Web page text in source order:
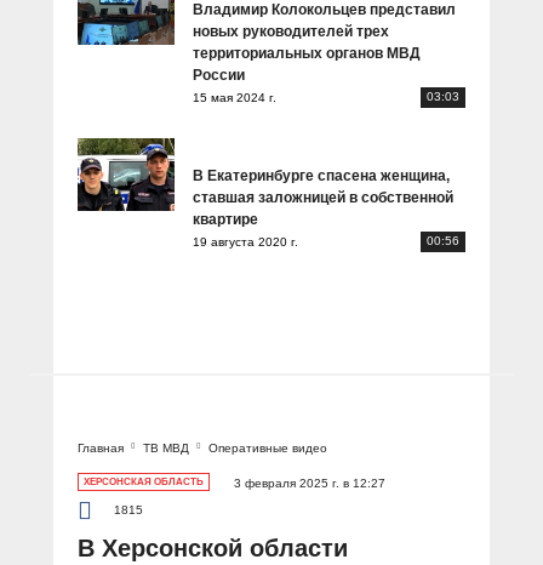
Владимир Колокольцев представил
новых руководителей трех
территориальных органов МВД
России
15 мая 2024 г. 03:03
В Екатеринбурге спасена женщина,
ставшая заложницей в собственной
квартире
19 августа 2020 г. 00:56
Главная ТВ МВД Оперативные видео
ХЕРСОНСКАЯ ОБЛАСТЬ
3 февраля 2025 г. в 12:27
1815
В Херсонской области